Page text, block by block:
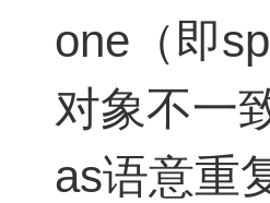
one（即
对象不一
as语意重